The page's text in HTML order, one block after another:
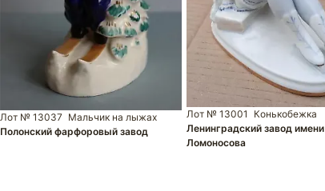
Лот № 13037 Мальчик на лыжах
Полонский фарфоровый завод
Лот № 13001
Конькобежка
Ленинградский завод имени
Ломоносова